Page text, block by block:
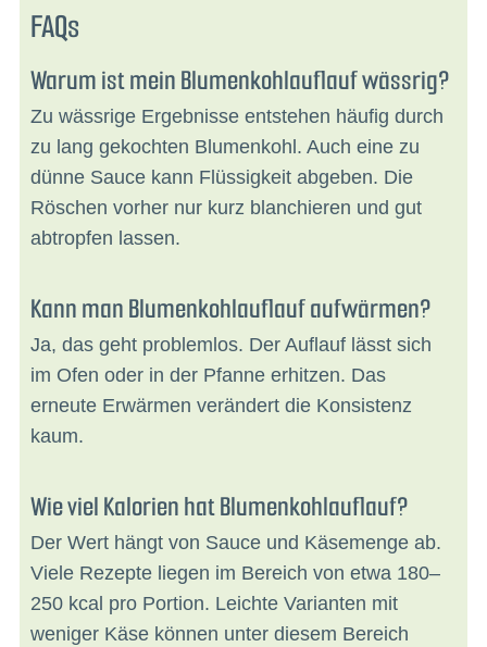
FAQs
Warum ist mein Blumenkohlauflauf wässrig?
Zu wässrige Ergebnisse entstehen häufig durch
zu lang gekochten Blumenkohl. Auch eine zu
dünne Sauce kann Flüssigkeit abgeben. Die
Röschen vorher nur kurz blanchieren und gut
abtropfen lassen.
Kann man Blumenkohlauflauf aufwärmen?
Ja, das geht problemlos. Der Auflauf lässt sich
im Ofen oder in der Pfanne erhitzen. Das
erneute Erwärmen verändert die Konsistenz
kaum.
Wie viel Kalorien hat Blumenkohlauflauf?
Der Wert hängt von Sauce und Käsemenge ab.
Viele Rezepte liegen im Bereich von etwa 180–
250 kcal pro Portion. Leichte Varianten mit
weniger Käse können unter diesem Bereich